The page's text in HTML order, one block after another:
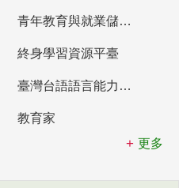
青年教育與就業儲蓄帳戶
終身學習資源平臺
臺灣台語語言能力認證網站
教育家
更多